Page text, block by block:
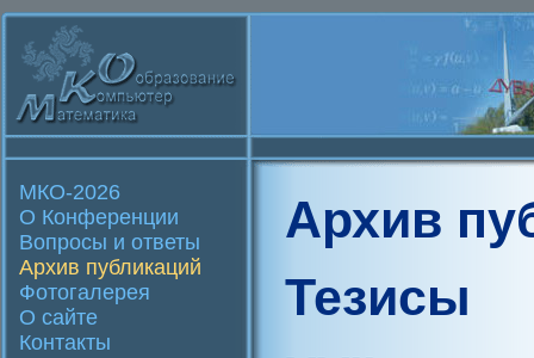
МКО-2026
О Конференции
Вопросы и ответы
Архив публикаций
Фотогалерея
О сайте
Контакты
Архив
Тезисы